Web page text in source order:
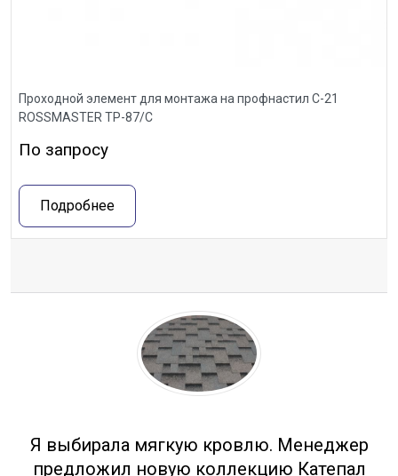
Проходной элемент для монтажа на профнастил С-21
ROSSMASTER ТР-87/С
По запросу
Подробнее
Я выбирала мягкую кровлю. Менеджер
предложил новую коллекцию Катепал